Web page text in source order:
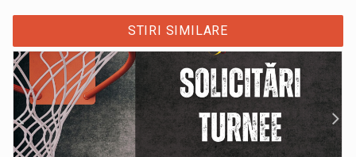
STIRI SIMILARE